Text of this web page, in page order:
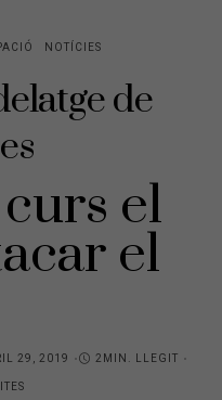
NOTÍCIES
de
el
el
29, 2019
2MIN. LLEGIT